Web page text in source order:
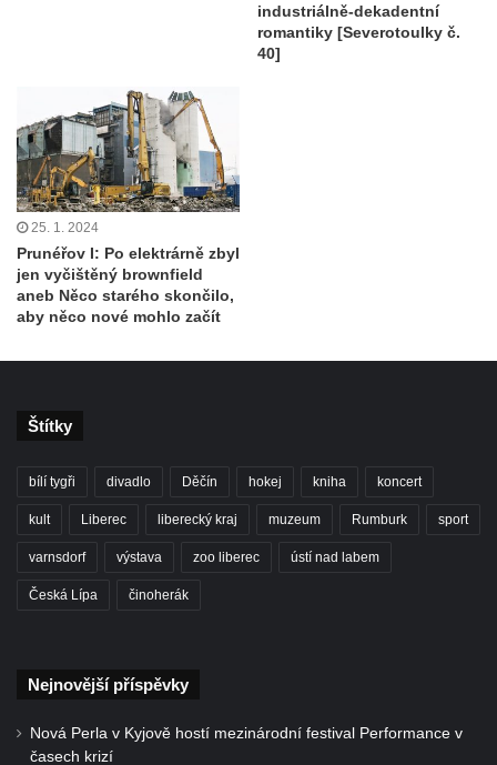
industriálně-dekadentní
romantiky [Severotoulky č.
40]
25. 1. 2024
Prunéřov I: Po elektrárně zbyl
jen vyčištěný brownfield
aneb Něco starého skončilo,
aby něco nové mohlo začít
Štítky
bílí tygři divadlo Děčín hokej kniha koncert
kult Liberec liberecký kraj muzeum Rumburk sport
varnsdorf výstava zoo liberec ústí nad labem
Česká Lípa činoherák
Nejnovější příspěvky
Nová Perla v Kyjově hostí mezinárodní festival Performance v
časech krizí